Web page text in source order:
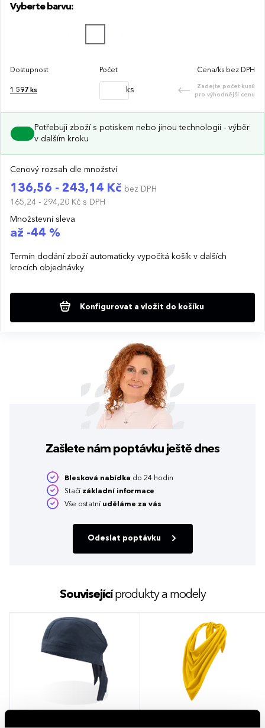
Vyberte barvu:
Dostupnost Počet Cena/ks bez DPH
1 597 ks ks
Zadejte počet kusů
pro výhodnější cenu
Potřebuji zboží s potiskem nebo jinou technologii - výběr
v dalším kroku
Cenový rozsah dle množství
136,56 - 243,14 Kč bez DPH
165,24 - 294,20 Kč s DPH
Množstevní sleva
až -44 %
Termín dodání zboží automaticky vypočítá košík v dalších
krocích objednávky
Konfigurovat a vložit do košíku
Zašlete nám poptávku ještě dnes
Blesková nabídka do 24 hodin
Stačí základní informace
Vše ostatní uděláme za vás
Odeslat poptávku
Souvisejícíprodukty a modely